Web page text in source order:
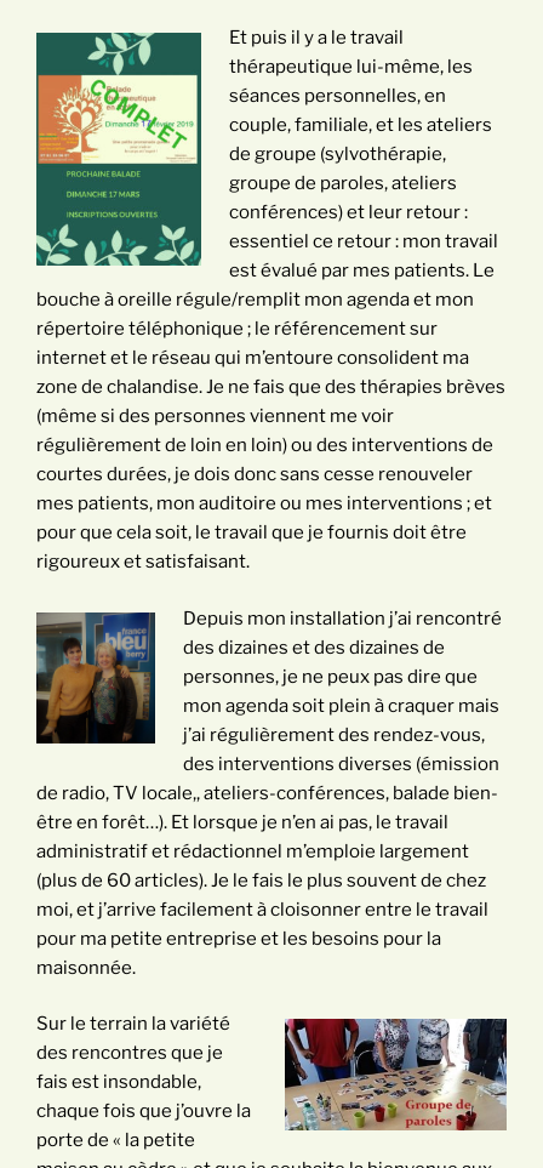
Et puis il y a le travail
thérapeutique lui-même, les
séances personnelles, en
couple, familiale, et les ateliers
de groupe (sylvothérapie,
groupe de paroles, ateliers
conférences) et leur retour :
essentiel ce retour : mon travail
est évalué par mes patients. Le
bouche à oreille régule/remplit mon agenda et mon
répertoire téléphonique ; le référencement sur
internet et le réseau qui m’entoure consolident ma
zone de chalandise. Je ne fais que des thérapies brèves
(même si des personnes viennent me voir
régulièrement de loin en loin) ou des interventions de
courtes durées, je dois donc sans cesse renouveler
mes patients, mon auditoire ou mes interventions ; et
pour que cela soit, le travail que je fournis doit être
rigoureux et satisfaisant.
Depuis mon installation j’ai rencontré
des dizaines et des dizaines de
personnes, je ne peux pas dire que
mon agenda soit plein à craquer mais
j’ai régulièrement des rendez-vous,
des interventions diverses (émission
de radio, TV locale,, ateliers-conférences, balade bien-
être en forêt…). Et lorsque je n’en ai pas, le travail
administratif et rédactionnel m’emploie largement
(plus de 60 articles). Je le fais le plus souvent de chez
moi, et j’arrive facilement à cloisonner entre le travail
pour ma petite entreprise et les besoins pour la
maisonnée.
Sur le terrain la variété
des rencontres que je
fais est insondable,
chaque fois que j’ouvre la
porte de « la petite